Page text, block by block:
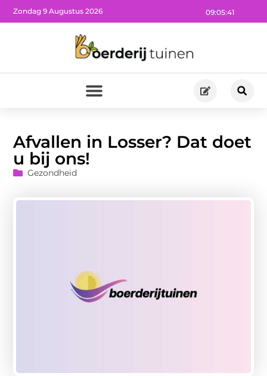
09:05:43
Zondag 9 Augustus 2026
Afvallen in Losser? Dat doet
u bij ons!
Gezondheid